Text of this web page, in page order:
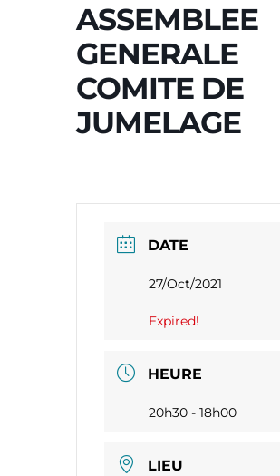
ASSEMBLEE
GENERALE
COMITE DE
JUMELAGE
DATE
27/Oct/2021
Expired!
HEURE
20h30 - 18h00
LIEU